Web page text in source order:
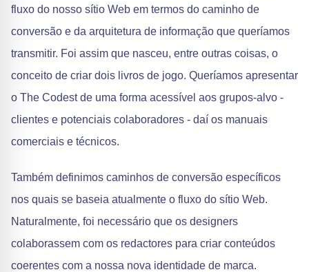
fluxo do nosso sítio Web em termos do caminho de
conversão e da arquitetura de informação que queríamos
transmitir. Foi assim que nasceu, entre outras coisas, o
conceito de criar dois livros de jogo. Queríamos apresentar
o The Codest de uma forma acessível aos grupos-alvo -
clientes e potenciais colaboradores - daí os manuais
comerciais e técnicos.
Também definimos caminhos de conversão específicos
nos quais se baseia atualmente o fluxo do sítio Web.
Naturalmente, foi necessário que os designers
colaborassem com os redactores para criar conteúdos
coerentes com a nossa nova identidade de marca.